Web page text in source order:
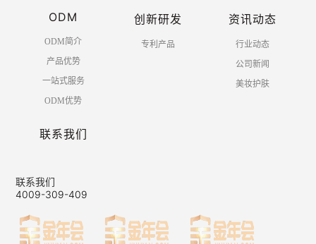
ODM
ODM简介
产品优势
一站式服务
ODM优势
创新研发
专利产品
资讯动态
行业动态
公司新闻
美妆护肤
联系我们
联系我们
4009-309-409